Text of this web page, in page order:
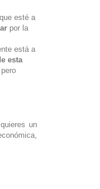
esté a
por la
está a
esta
un